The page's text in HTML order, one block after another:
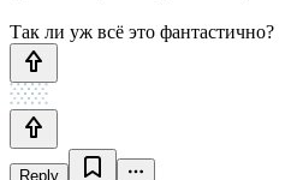
Так ли уж всё это фантастично?
Reply